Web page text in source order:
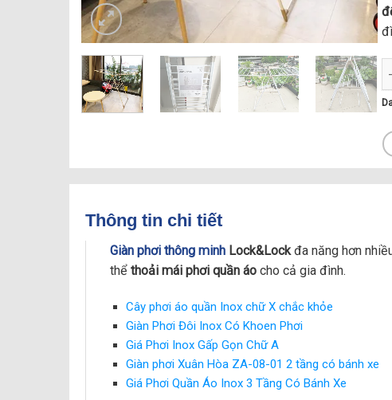
Thông tin chi tiết
Giàn phơi thông minh Lock&Lock đa năng hơn
thể thoải mái phơi quần áo cho cả gia đình.
Cây phơi áo quần Inox chữ X chắc khỏe
Giàn Phơi Đôi Inox Có Khoen Phơi
Giá Phơi Inox Gấp Gọn Chữ A
Giàn phơi Xuân Hòa ZA-08-01 2 tầng có bánh xe
Giá Phơi Quần Áo Inox 3 Tầng Có Bánh Xe